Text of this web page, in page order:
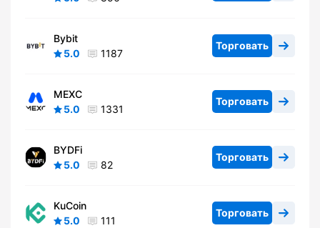
Bybit
5.0
1187
Торговать
MEXC
5.0
1331
Торговать
BYDFi
5.0
82
Торговать
KuCoin
5.0
111
Торговать